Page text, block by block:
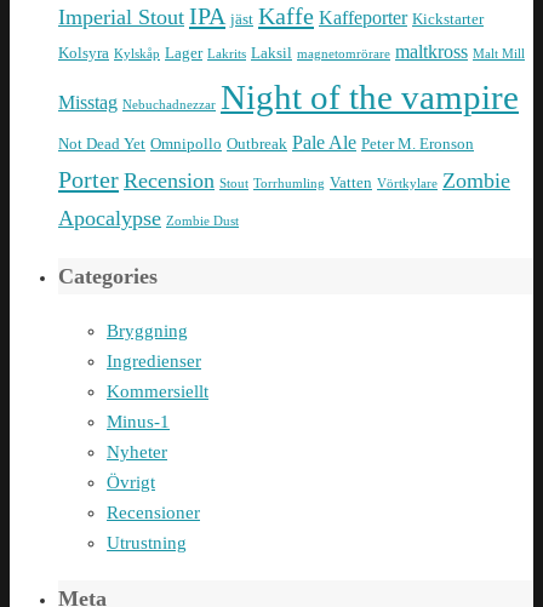
Imperial Stout IPA jäst Kaffe Kaffeporter Kickstarter
Kolsyra Kylskåp Lager Lakrits Laksil magnetomrörare maltkross Malt Mill
Misstag Nebuchadnezzar Night of the vampire
Not Dead Yet Omnipollo Outbreak Pale Ale Peter M. Eronson
Porter Recension Stout Torrhumling Vatten Vörtkylare Zombie
Apocalypse Zombie Dust
Categories
Bryggning
Ingredienser
Kommersiellt
Minus-1
Nyheter
Övrigt
Recensioner
Utrustning
Meta